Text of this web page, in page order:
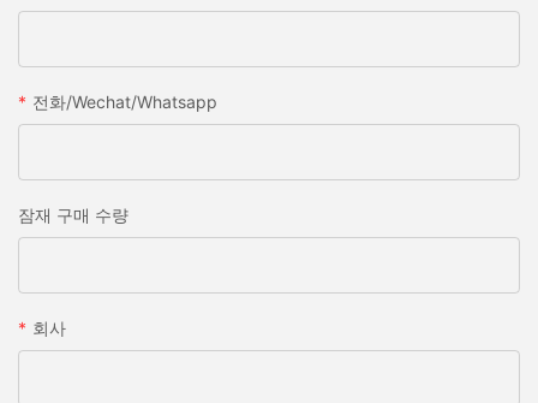
전화/wechat/whatsapp
잠재 구매 수량
회사